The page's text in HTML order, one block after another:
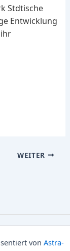
Stdtische
Entwicklung
WEITER
von Astra-